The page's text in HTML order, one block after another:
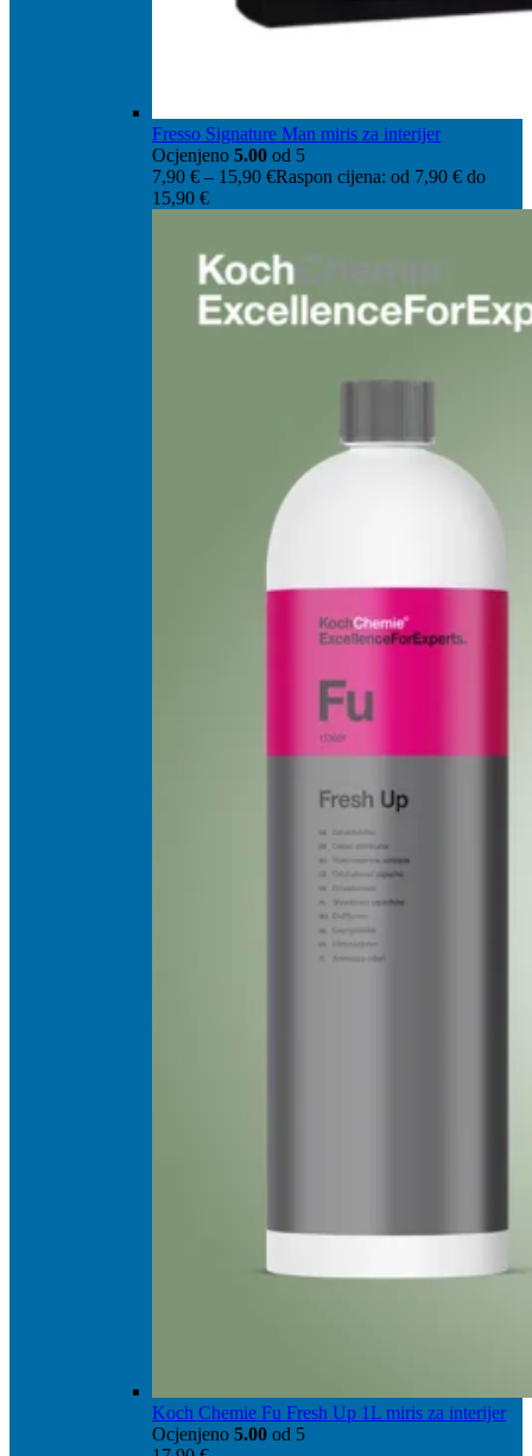
Fresso Signature Man miris za interijer
Ocjenjeno 5.00 od 5
7,90 € – 15,90 €Raspon cijena: od 7,90 € do
15,90 €
Koch Chemie Fu Fresh Up 1L miris za interijer
Ocjenjeno 5.00 od 5